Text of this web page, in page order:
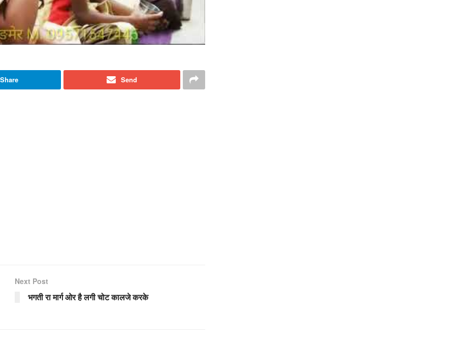
Share Send
Next Post
भगती रा मार्ग ओर है लगी चोट कालजे करके